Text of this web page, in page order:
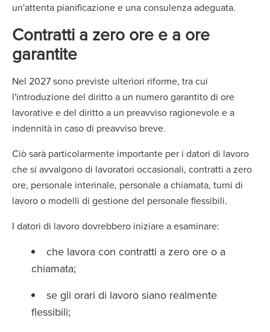
un'attenta pianificazione e una consulenza adeguata.
Contratti a zero ore e a ore
garantite
Nel 2027 sono previste ulteriori riforme, tra cui
l'introduzione del diritto a un numero garantito di ore
lavorative e del diritto a un preavviso ragionevole e a
indennità in caso di preavviso breve.
Ciò sarà particolarmente importante per i datori di lavoro
che si avvalgono di lavoratori occasionali, contratti a zero
ore, personale interinale, personale a chiamata, turni di
lavoro o modelli di gestione del personale flessibili.
I datori di lavoro dovrebbero iniziare a esaminare:
che lavora con contratti a zero ore o a
chiamata;
se gli orari di lavoro siano realmente
flessibili;